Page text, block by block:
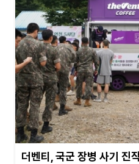
더벤티, 국군 장병 사기 진